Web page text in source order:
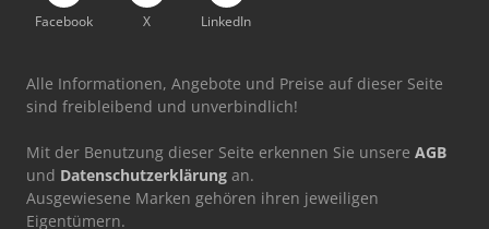
Facebook X LinkedIn
Alle Informationen, Angebote und Preise auf dieser Seite
sind freibleibend und unverbindlich!
Mit der Benutzung dieser Seite erkennen Sie unsere AGB
und Datenschutzerklärung an.
Ausgewiesene Marken gehören ihren jeweiligen
Eigentümern.